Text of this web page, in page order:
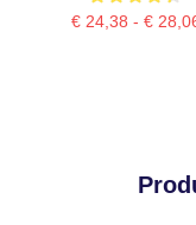
€ 24,38 - €